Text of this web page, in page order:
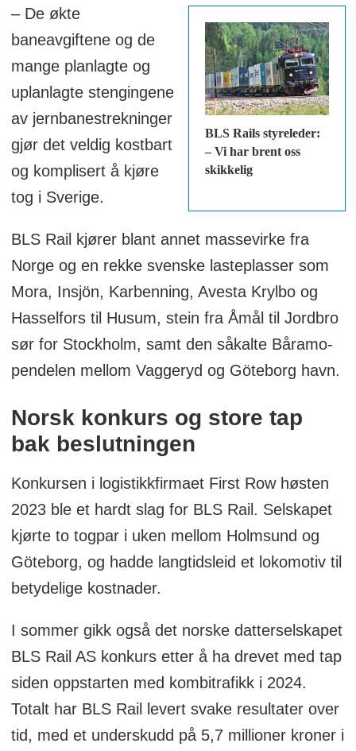
BLS Rails styreleder:
– Vi har brent oss
skikkelig
– De økte
baneavgiftene og de
mange planlagte og
uplanlagte stengingene
av jernbanestrekninger
gjør det veldig kostbart
og komplisert å kjøre
tog i Sverige.
BLS Rail kjører blant annet massevirke fra
Norge og en rekke svenske lasteplasser som
Mora, Insjön, Karbenning, Avesta Krylbo og
Hasselfors til Husum, stein fra Åmål til Jordbro
sør for Stockholm, samt den såkalte Båramo-
pendelen mellom Vaggeryd og Göteborg havn.
Norsk konkurs og store tap
bak beslutningen
Konkursen i logistikkfirmaet First Row høsten
2023 ble et hardt slag for BLS Rail. Selskapet
kjørte to togpar i uken mellom Holmsund og
Göteborg, og hadde langtidsleid et lokomotiv til
betydelige kostnader.
I sommer gikk også det norske datterselskapet
BLS Rail AS konkurs etter å ha drevet med tap
siden oppstarten med kombitrafikk i 2024.
Totalt har BLS Rail levert svake resultater over
tid, med et underskudd på 5,7 millioner kroner i